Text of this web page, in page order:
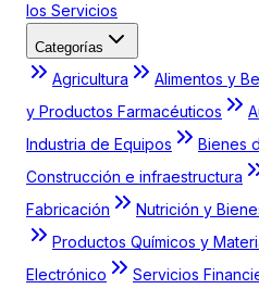
los Servicios
Categorías
Agricultura Alimentos y
y Productos Farmacéuticos
Industria de Equipos
Bienes
Construcción e infraestructura
Fabricación
Nutrición y
Productos Químicos y
Electrónico
Servicios